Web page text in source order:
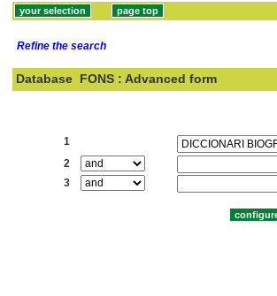
Refine the search
Database FONS : Advanced form
1
2
3